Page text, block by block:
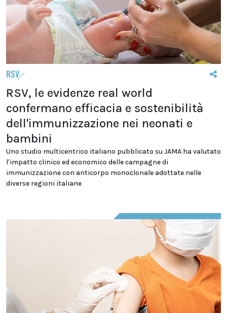
RSV
RSV, le evidenze real world
confermano efficacia e sostenibilità
dell'immunizzazione nei neonati e
bambini
Uno studio multicentrico italiano pubblicato su JAMA ha valutato
l'impatto clinico ed economico delle campagne di
immunizzazione con anticorpo monoclonale adottate nelle
diverse regioni italiane